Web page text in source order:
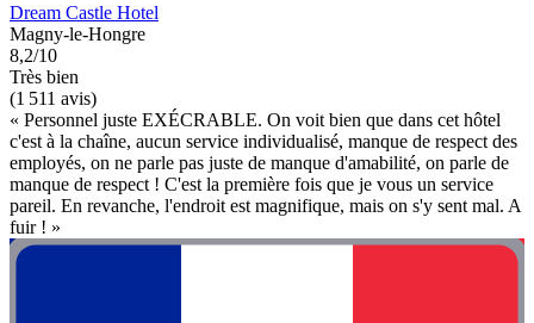
Dream Castle Hotel
Magny-le-Hongre
8,2/10
Très bien
(1 511 avis)
« Personnel juste EXÉCRABLE. On voit bien que dans cet hôtel
c'est à la chaîne, aucun service individualisé, manque de respect des
employés, on ne parle pas juste de manque d'amabilité, on parle de
manque de respect ! C'est la première fois que je vous un service
pareil. En revanche, l'endroit est magnifique, mais on s'y sent mal. A
fuir ! »